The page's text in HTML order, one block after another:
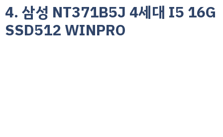
4. 삼성 NT371B5J 4세대 I5 16G
SSD512 WINPRO